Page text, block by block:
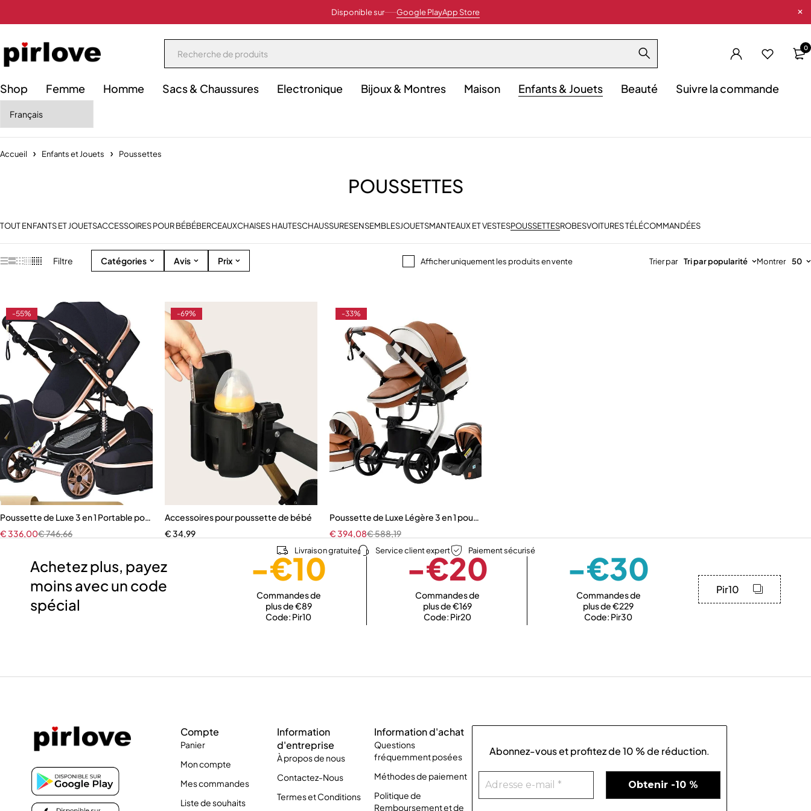
Disponible sur Google PlayApp Store
0
Shop Femme Homme Sacs & Chaussures Electronique Bijoux & Montres Maison Enfants & Jouets Beauté Suivre la commande
Accueil Enfants et Jouets Poussettes
POUSSETTES
TOUT ENFANTS ET JOUETSACCESSOIRES POUR BÉBÉBERCEAUXCHAISES HAUTESCHAUSSURESENSEMBLESJOUETSMANTEAUX ET VESTESPOUSSETTESROBESVOITURES TÉLÉCOMMANDÉES
Afficher uniquement les produits en vente Trier par Tri par popularité Montrer 50
Filtre Catégories Avis Prix
-55%
Poussette de Luxe 3 en 1 Portable pour Bébé
€746,66
€336,00
-69%
Accessoires pour poussette de bébé
€34,99
-33%
Poussette de Luxe Légère 3 en 1 pour Bébé
€588,19
€394,08
Livraison gratuite Service client expert Paiement sécurisé
Achetez plus, payez
moins avec un code
spécial
-€10
Commandes de
plus de €89
Code: Pir10
-€20
Commandes de
plus de €169
Code: Pir20
-€30
Commandes de
plus de €229
Code: Pir30
Pir10
Compte
Panier
Mon compte
Mes commandes
Liste de souhaits
Information
d'entreprise
À propos de nous
Contactez-Nous
Termes et Conditions
Information d'achat
Questions
fréquemment posées
Méthodes de paiement
Politique de
Remboursement et de
Abonnez-vous et profitez de10 % de réduction.